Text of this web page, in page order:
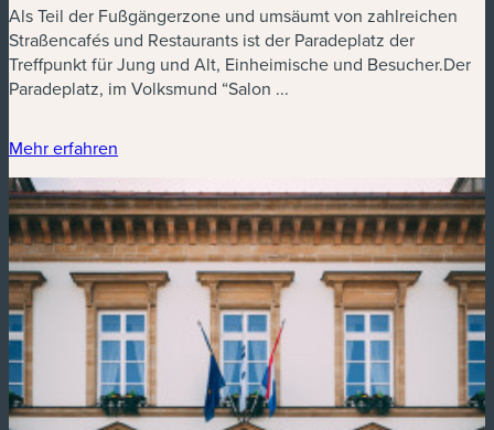
Als Teil der Fußgängerzone und umsäumt von zahlreichen
Straßencafés und Restaurants ist der Paradeplatz der
Treffpunkt für Jung und Alt, Einheimische und Besucher.Der
Paradeplatz, im Volksmund “Salon ...
Mehr erfahren